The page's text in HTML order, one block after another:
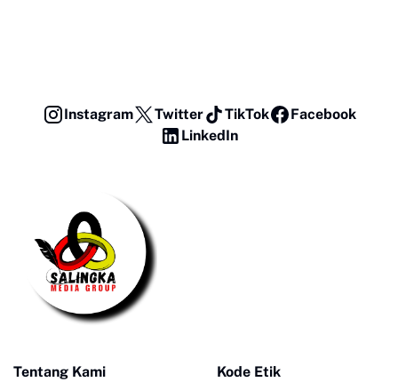
Instagram Twitter TikTok
Facebook
LinkedIn
Tentang Kami Kode Etik